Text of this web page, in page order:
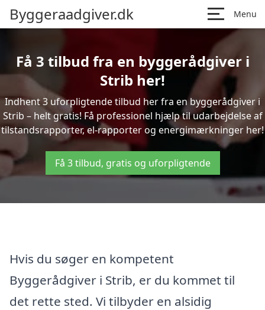
Byggeraadgiver.dk Menu
Få 3 tilbud fra en byggerådgiver i
Strib her!
Indhent 3 uforpligtende tilbud her fra en byggerådgiver i
Strib – helt gratis! Få professionel hjælp til udarbejdelse af
tilstandsrapporter, el-rapporter og energimærkninger her!
Få 3 tilbud, gratis og uforpligtende
Hvis du søger en kompetent
Byggerådgiver i Strib, er du kommet til
det rette sted. Vi tilbyder en alsidig